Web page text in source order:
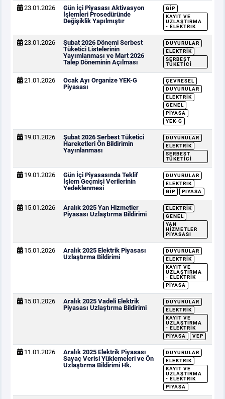
23.01.2026
Gün İçi Piyasası Aktivasyon
İşlemleri Prosedüründe
Değişiklik Yapılmıştır
GİP
KAYIT VE
UZLAŞTIRMA
- ELEKTRIK
23.01.2026
Şubat 2026 Dönemi Serbest
Tüketici Listelerinin
Yayımlanması ve Mart 2026
Talep Döneminin Açılması
DUYURULAR
ELEKTRIK
SERBEST
TÜKETICI
21.01.2026
Ocak Ayı Organize YEK-G
Piyasası
ÇEVRESEL
DUYURULAR
ELEKTRIK
GENEL
PIYASA
YEK-G
19.01.2026
Şubat 2026 Serbest Tüketici
Hareketleri Ön Bildirimin
Yayınlanması
DUYURULAR
ELEKTRIK
SERBEST
TÜKETICI
19.01.2026
Gün İçi Piyasasında Teklif
İşlem Geçmişi Verilerinin
Yedeklenmesi
DUYURULAR
ELEKTRIK
GİP
PIYASA
15.01.2026
Aralık 2025 Yan Hizmetler
Piyasası Uzlaştırma Bildirimi
ELEKTRIK
GENEL
YAN
HIZMETLER
PIYASASI
15.01.2026
Aralık 2025 Elektrik Piyasası
Uzlaştırma Bildirimi
DUYURULAR
ELEKTRIK
KAYIT VE
UZLAŞTIRMA
- ELEKTRIK
PIYASA
15.01.2026
Aralık 2025 Vadeli Elektrik
Piyasası Uzlaştırma Bildirimi
DUYURULAR
ELEKTRIK
KAYIT VE
UZLAŞTIRMA
- ELEKTRIK
PIYASA
VEP
11.01.2026
Aralık 2025 Elektrik Piyasası
Sayaç Verisi Yüklemeleri ve Ön
Uzlaştırma Bildirimi Hk.
DUYURULAR
ELEKTRIK
KAYIT VE
UZLAŞTIRMA
- ELEKTRIK
PIYASA